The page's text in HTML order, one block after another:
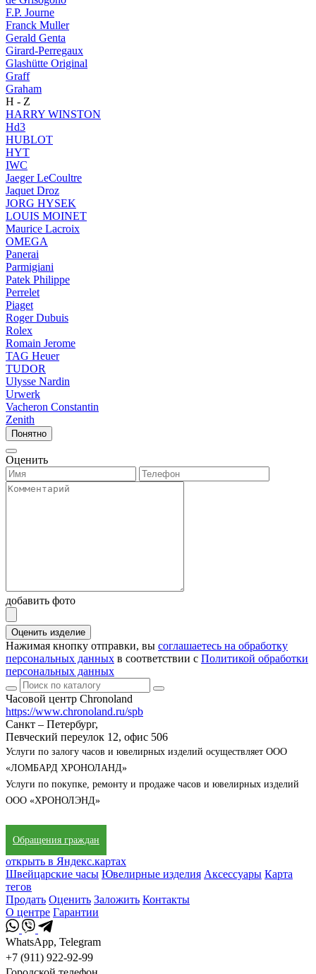
F.P. Journe
Franck Muller
Gerald Genta
Girard-Perregaux
Glashütte Original
Graff
Graham
H - Z
HARRY WINSTON
Hd3
HUBLOT
HYT
IWC
Jaeger LeCoultre
Jaquet Droz
JORG HYSEK
LOUIS MOINET
Maurice Lacroix
OMEGA
Panerai
Parmigiani
Patek Philippe
Perrelet
Piaget
Roger Dubuis
Rolex
Romain Jerome
TAG Heuer
TUDOR
Ulysse Nardin
Urwerk
Vacheron Constantin
Zenith
Понятно
Оценить
добавить фото
Оценить изделие
Нажимая кнопку отправки, вы соглашаетесь на обработку
персональных данных в соответствии с Политикой обработки
персональных данных
Часовой центр Chronoland
https://www.chronoland.ru/spb
Санкт – Петербург,
Певческий переулок 12, офис 506
Услуги по залогу часов и ювелирных изделий осуществляет ООО
«ЛОМБАРД ХРОНОЛАНД»
Услуги по покупке, ремонту и продаже часов и ювелирных изделий
ООО «ХРОНОЛЭНД»
Обращения граждан
открыть в Яндекс.картах
Швейцарские часы Ювелирные изделия Аксессуары Карта
тегов
Продать Оценить Заложить Контакты
О центре Гарантии
WhatsApp, Telegram
+7 (911) 922-92-99